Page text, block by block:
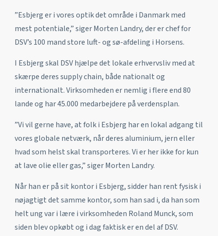
”Esbjerg er i vores optik det område i Danmark med
mest potentiale,” siger Morten Landry, der er chef for
DSV’s 100 mand store luft- og sø-afdeling i Horsens.
I Esbjerg skal DSV hjælpe det lokale erhvervsliv med at
skærpe deres supply chain, både nationalt og
internationalt. Virksomheden er nemlig i flere end 80
lande og har 45.000 medarbejdere på verdensplan.
”Vi vil gerne have, at folk i Esbjerg har en lokal adgang til
vores globale netværk, når deres aluminium, jern eller
hvad som helst skal transporteres. Vi er her ikke for kun
at lave olie eller gas,” siger Morten Landry.
Når han er på sit kontor i Esbjerg, sidder han rent fysisk i
nøjagtigt det samme kontor, som han sad i, da han som
helt ung var i lære i virksomheden Roland Munck, som
siden blev opkøbt og i dag faktisk er en del af DSV.